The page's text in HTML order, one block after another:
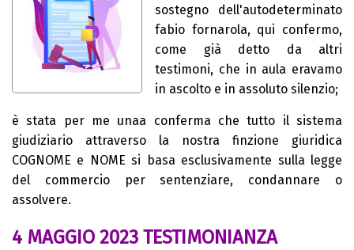
sostegno dell'autodeterminato
fabio fornarola, qui confermo,
come già detto da altri
testimoni, che in aula eravamo
in ascolto e in assoluto silenzio;
è stata per me unaa conferma che tutto il sistema
giudiziario attraverso la nostra finzione giuridica
COGNOME e NOME si basa esclusivamente sulla legge
del commercio per sentenziare, condannare o
assolvere.
4 MAGGIO 2023 TESTIMONIANZA